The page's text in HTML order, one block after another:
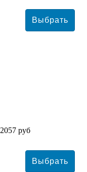
2057 руб